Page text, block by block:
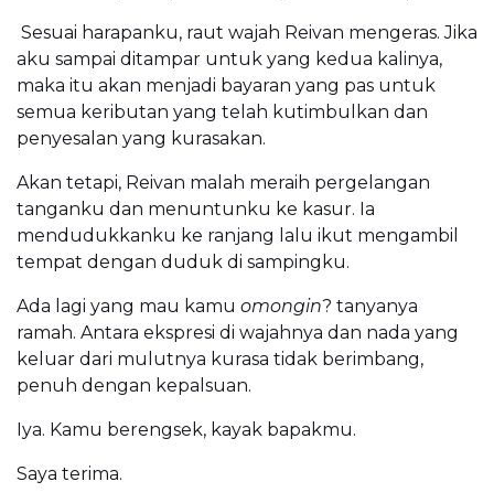
Sesuai harapanku, raut wajah Reivan mengeras. Jika
aku sampai ditampar untuk yang kedua kalinya,
maka itu akan menjadi bayaran yang pas untuk
semua keributan yang telah kutimbulkan dan
penyesalan yang kurasakan.
Akan tetapi, Reivan malah meraih pergelangan
tanganku dan menuntunku ke kasur. Ia
mendudukkanku ke ranjang lalu ikut mengambil
tempat dengan duduk di sampingku.
Ada lagi yang mau kamu omongin? tanyanya
ramah. Antara ekspresi di wajahnya dan nada yang
keluar dari mulutnya kurasa tidak berimbang,
penuh dengan kepalsuan.
Iya. Kamu berengsek, kayak bapakmu.
Saya terima.